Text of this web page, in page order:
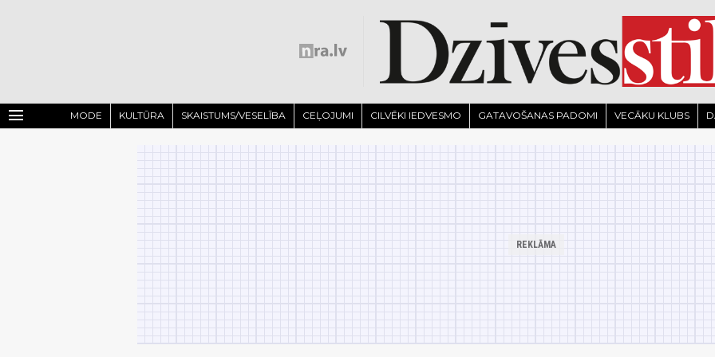
menu MODE KULTŪRA SKAISTUMS/VESELĪBA CEĻOJUMI CILVĒKI IEDVESMO GATAVOŠANAS PADOMI VECĀKU KLUBS